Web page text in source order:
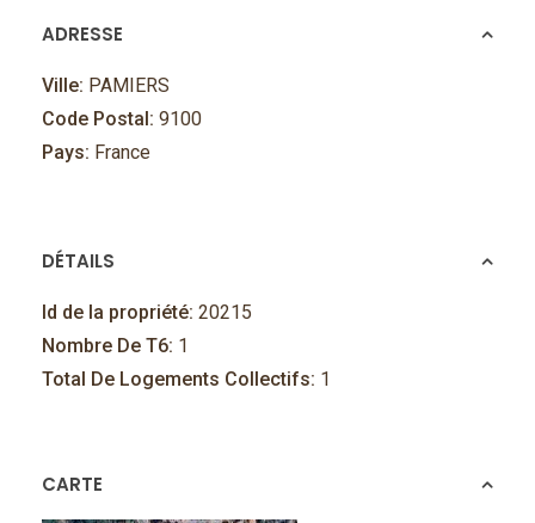
ADRESSE
Ville: PAMIERS
Code Postal: 9100
Pays: France
DÉTAILS
Id de la propriété: 20215
Nombre De T6: 1
Total De Logements Collectifs: 1
CARTE